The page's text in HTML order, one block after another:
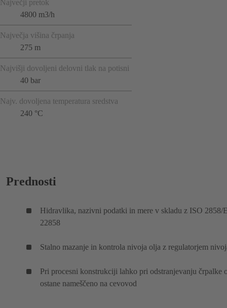
Največji pretok
4800 m3/h
Največja višina črpanja
275 m
Najvišji dovoljeni delovni tlak na potisni
40 bar
Najv. dovoljena temperatura sredstva
240 °C
Prednosti
Hidravlika, nazivni podatki in mere v skladu z ISO 2858/
22858
Stalno mazanje in kontrola nivoja olja z regulatorjem
Pri procesni konstrukciji lahko pri odstranjevanju črpalke
ostane nameščeno na cevovod